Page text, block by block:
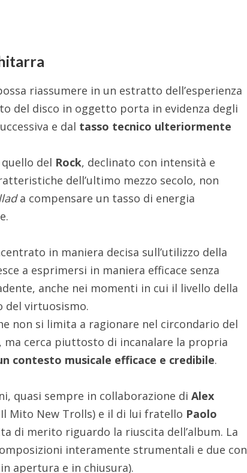
riassumere in un estratto dell’esperienza
del disco in oggetto porta in evidenza degli
e dal tasso tecnico ulteriormente
del Rock, declinato con intensità e
dell’ultimo mezzo secolo, non
a compensare un tasso di energia
in maniera decisa sull’utilizzo della
a esprimersi in maniera efficace senza
anche nei momenti in cui il livello della
del virtuosismo.
non si limita a ragionare nel circondario del
cerca piuttosto di incanalare la propria
contesto musicale efficace e credibile.
quasi sempre in collaborazione diAlex
Mito New Trolls) e il di lui fratello Paolo
di merito riguardo la riuscita dell’album. La
interamente strumentali e due con
apertura e in chiusura).